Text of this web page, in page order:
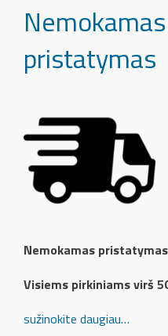
Nemokamas
pristatymas
Nemokamas pristatymas
Visiems pirkiniams virš
sužinokite daugiau…